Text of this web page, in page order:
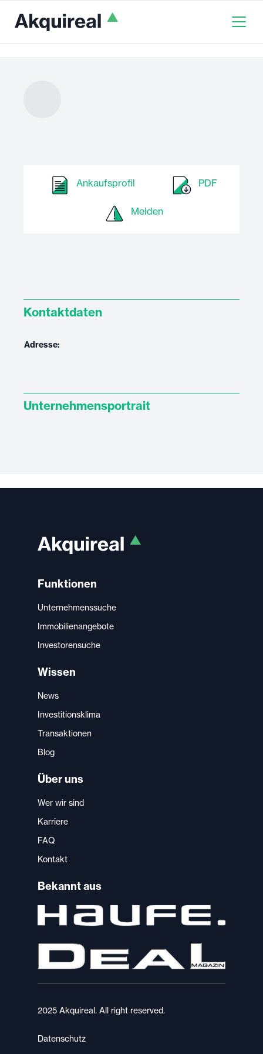
Ankaufsprofil PDF
Melden
Kontaktdaten
Adresse:
Unternehmensportrait
Funktionen
Unternehmenssuche
Immobilienangebote
Investorensuche
Wissen
News
Investitionsklima
Transaktionen
Blog
Über uns
Wer wir sind
Karriere
FAQ
Kontakt
Bekannt aus
2025 Akquireal. All right reserved.
Datenschutz